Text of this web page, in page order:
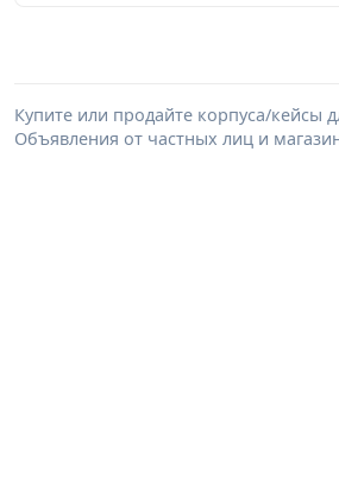
Купите или продайте корпуса/
Объявления от частных лиц и